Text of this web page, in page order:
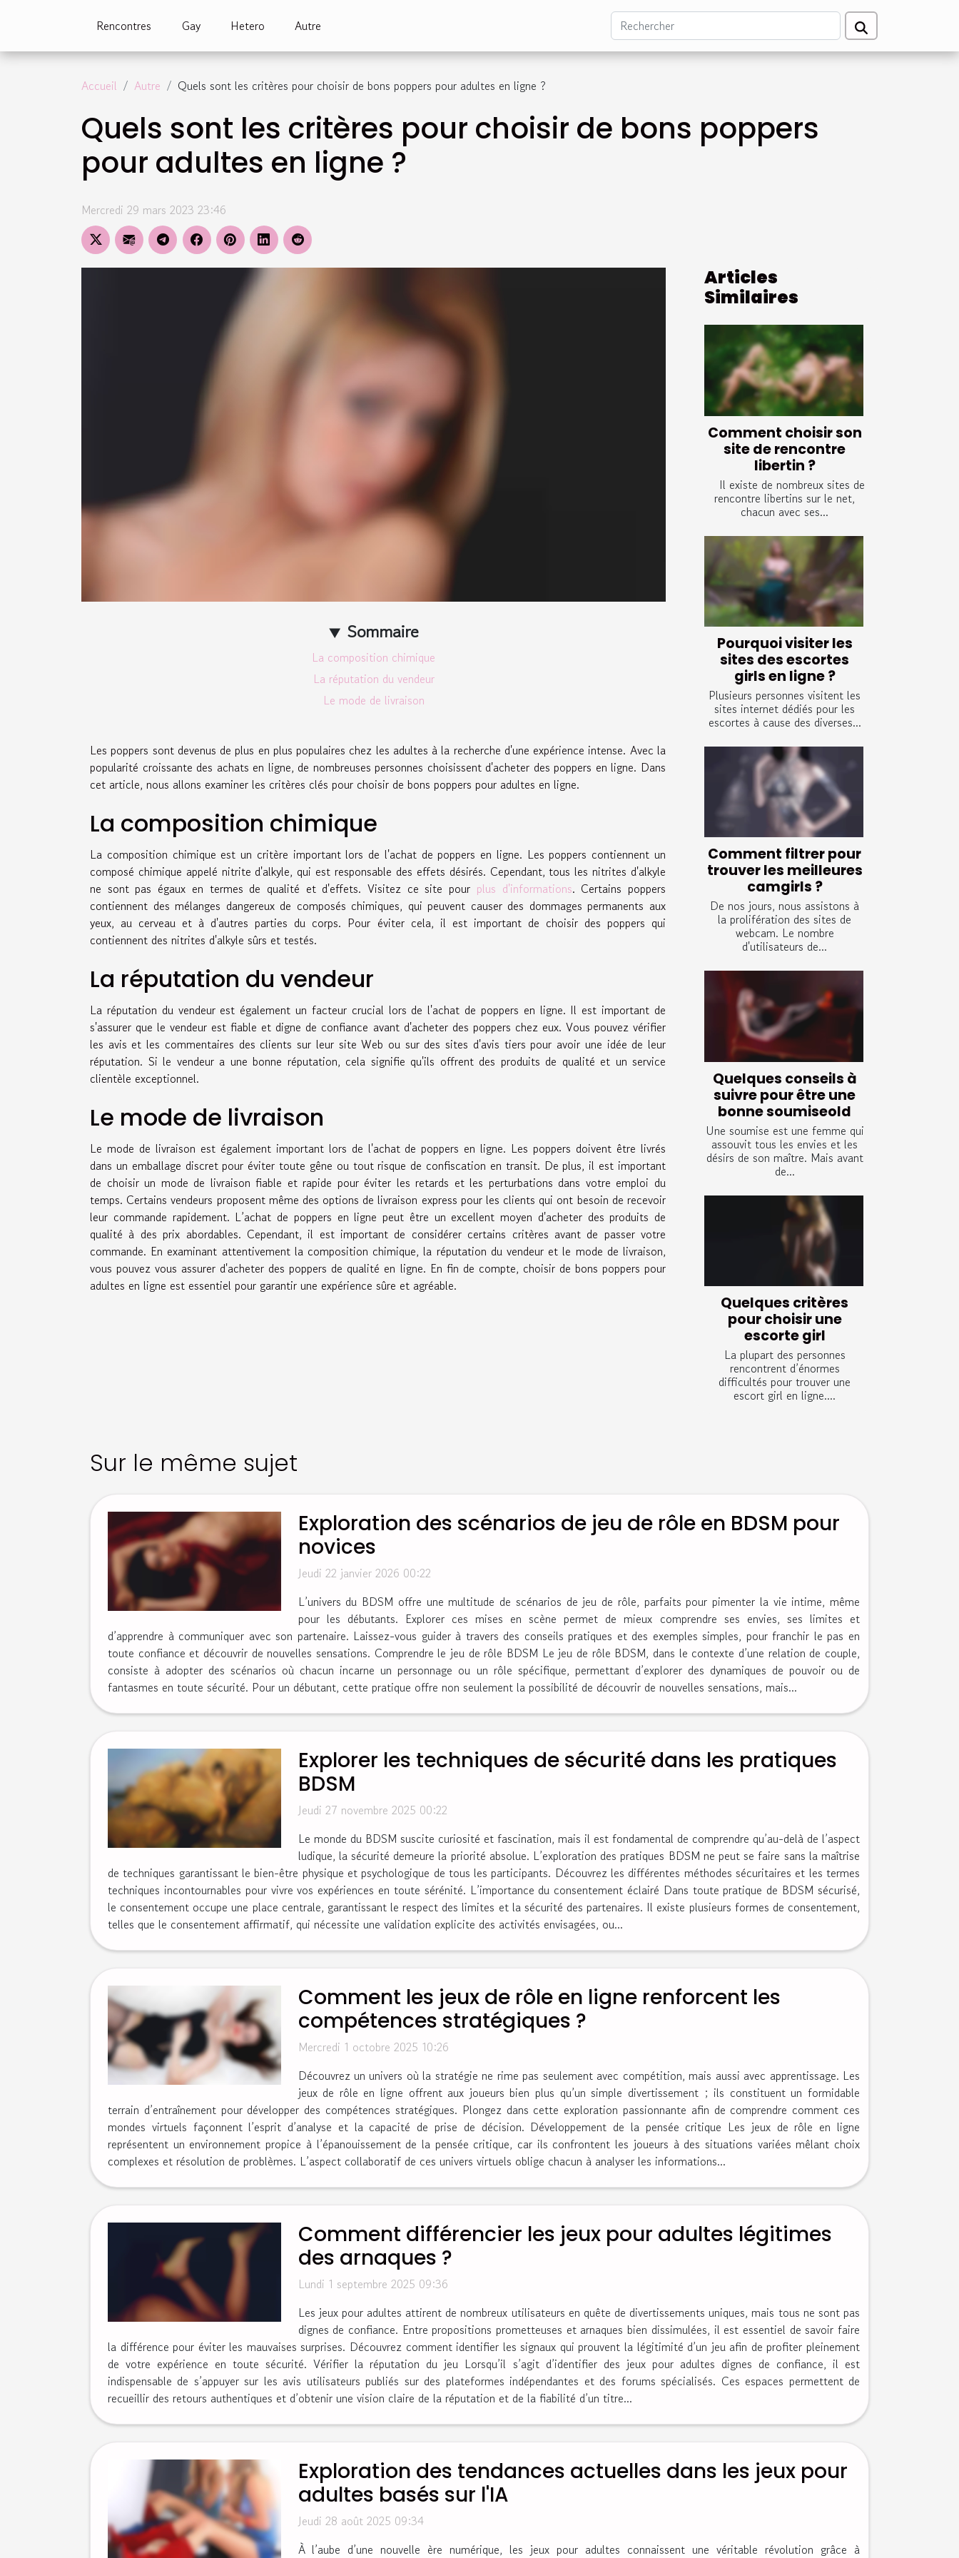
Rencontres Gay Hetero Autre
Accueil Autre Quels sont les critères pour choisir de bons poppers pour adultes en ligne ?
Quels sont les critères pour choisir de bons poppers
pour adultes en ligne ?
Mercredi 29 mars 2023 23:46
Sommaire
La composition chimique
La réputation du vendeur
Le mode de livraison
Les poppers sont devenus de plus en plus populaires chez les adultes à la recherche d'une expérience intense. Avec la
popularité croissante des achats en ligne, de nombreuses personnes choisissent d'acheter des poppers en ligne. Dans
cet article, nous allons examiner les critères clés pour choisir de bons poppers pour adultes en ligne.
La composition chimique
La composition chimique est un critère important lors de l'achat de poppers en ligne. Les poppers contiennent un
composé chimique appelé nitrite d'alkyle, qui est responsable des effets désirés. Cependant, tous les nitrites d'alkyle
ne sont pas égaux en termes de qualité et d'effets. Visitez ce site pour plus d'informations. Certains poppers
contiennent des mélanges dangereux de composés chimiques, qui peuvent causer des dommages permanents aux
yeux, au cerveau et à d'autres parties du corps. Pour éviter cela, il est important de choisir des poppers qui
contiennent des nitrites d'alkyle sûrs et testés.
La réputation du vendeur
La réputation du vendeur est également un facteur crucial lors de l'achat de poppers en ligne. Il est important de
s'assurer que le vendeur est fiable et digne de confiance avant d'acheter des poppers chez eux. Vous pouvez vérifier
les avis et les commentaires des clients sur leur site Web ou sur des sites d'avis tiers pour avoir une idée de leur
réputation. Si le vendeur a une bonne réputation, cela signifie qu'ils offrent des produits de qualité et un service
clientèle exceptionnel.
Le mode de livraison
Le mode de livraison est également important lors de l'achat de poppers en ligne. Les poppers doivent être livrés
dans un emballage discret pour éviter toute gêne ou tout risque de confiscation en transit. De plus, il est important
de choisir un mode de livraison fiable et rapide pour éviter les retards et les perturbations dans votre emploi du
temps. Certains vendeurs proposent même des options de livraison express pour les clients qui ont besoin de recevoir
leur commande rapidement. L’achat de poppers en ligne peut être un excellent moyen d'acheter des produits de
qualité à des prix abordables. Cependant, il est important de considérer certains critères avant de passer votre
commande. En examinant attentivement la composition chimique, la réputation du vendeur et le mode de livraison,
vous pouvez vous assurer d'acheter des poppers de qualité en ligne. En fin de compte, choisir de bons poppers pour
adultes en ligne est essentiel pour garantir une expérience sûre et agréable.
Articles
Similaires
Comment choisir son
site de rencontre
libertin ?
Il existe de nombreux sites de
rencontre libertins sur le net,
chacun avec ses...
Pourquoi visiter les
sites des escortes
girls en ligne ?
Plusieurs personnes visitent les
sites internet dédiés pour les
escortes à cause des diverses...
Comment filtrer pour
trouver les meilleures
camgirls ?
De nos jours, nous assistons à
la prolifération des sites de
webcam. Le nombre
d'utilisateurs de...
Quelques conseils à
suivre pour être une
bonne soumiseold
Une soumise est une femme qui
assouvit tous les envies et les
désirs de son maître. Mais avant
de...
Quelques critères
pour choisir une
escorte girl
La plupart des personnes
rencontrent d’énormes
difficultés pour trouver une
escort girl en ligne....
Sur le même sujet
Exploration des scénarios de jeu de rôle en BDSM pour
novices
Jeudi 22 janvier 2026 00:22
L’univers du BDSM offre une multitude de scénarios de jeu de rôle, parfaits pour pimenter la vie intime, même
pour les débutants. Explorer ces mises en scène permet de mieux comprendre ses envies, ses limites et
d’apprendre à communiquer avec son partenaire. Laissez-vous guider à travers des conseils pratiques et des exemples simples, pour franchir le pas en
toute confiance et découvrir de nouvelles sensations. Comprendre le jeu de rôle BDSM Le jeu de rôle BDSM, dans le contexte d’une relation de couple,
consiste à adopter des scénarios où chacun incarne un personnage ou un rôle spécifique, permettant d’explorer des dynamiques de pouvoir ou de
fantasmes en toute sécurité. Pour un débutant, cette pratique offre non seulement la possibilité de découvrir de nouvelles sensations, mais...
Explorer les techniques de sécurité dans les pratiques
BDSM
Jeudi 27 novembre 2025 00:22
Le monde du BDSM suscite curiosité et fascination, mais il est fondamental de comprendre qu’au-delà de l’aspect
ludique, la sécurité demeure la priorité absolue. L’exploration des pratiques BDSM ne peut se faire sans la maîtrise
de techniques garantissant le bien-être physique et psychologique de tous les participants. Découvrez les différentes méthodes sécuritaires et les termes
techniques incontournables pour vivre vos expériences en toute sérénité. L’importance du consentement éclairé Dans toute pratique de BDSM sécurisé,
le consentement occupe une place centrale, garantissant le respect des limites et la sécurité des partenaires. Il existe plusieurs formes de consentement,
telles que le consentement affirmatif, qui nécessite une validation explicite des activités envisagées, ou...
Comment les jeux de rôle en ligne renforcent les
compétences stratégiques ?
Mercredi 1 octobre 2025 10:26
Découvrez un univers où la stratégie ne rime pas seulement avec compétition, mais aussi avec apprentissage. Les
jeux de rôle en ligne offrent aux joueurs bien plus qu’un simple divertissement ; ils constituent un formidable
terrain d’entraînement pour développer des compétences stratégiques. Plongez dans cette exploration passionnante afin de comprendre comment ces
mondes virtuels façonnent l’esprit d’analyse et la capacité de prise de décision. Développement de la pensée critique Les jeux de rôle en ligne
représentent un environnement propice à l’épanouissement de la pensée critique, car ils confrontent les joueurs à des situations variées mêlant choix
complexes et résolution de problèmes. L’aspect collaboratif de ces univers virtuels oblige chacun à analyser les informations...
Comment différencier les jeux pour adultes légitimes
des arnaques ?
Lundi 1 septembre 2025 09:36
Les jeux pour adultes attirent de nombreux utilisateurs en quête de divertissements uniques, mais tous ne sont pas
dignes de confiance. Entre propositions prometteuses et arnaques bien dissimulées, il est essentiel de savoir faire
la différence pour éviter les mauvaises surprises. Découvrez comment identifier les signaux qui prouvent la légitimité d’un jeu afin de profiter pleinement
de votre expérience en toute sécurité. Vérifier la réputation du jeu Lorsqu’il s’agit d’identifier des jeux pour adultes dignes de confiance, il est
indispensable de s’appuyer sur les avis utilisateurs publiés sur des plateformes indépendantes et des forums spécialisés. Ces espaces permettent de
recueillir des retours authentiques et d’obtenir une vision claire de la réputation et de la fiabilité d’un titre...
Exploration des tendances actuelles dans les jeux pour
adultes basés sur l'IA
Jeudi 28 août 2025 09:34
À l’aube d’une nouvelle ère numérique, les jeux pour adultes connaissent une véritable révolution grâce à